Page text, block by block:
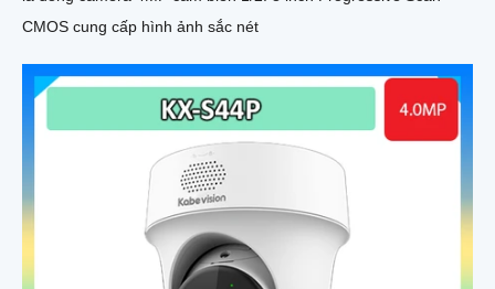
CMOS cung cấp hình ảnh sắc nét